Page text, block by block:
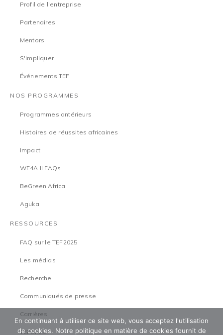
Profil de l'entreprise
Partenaires
Mentors
S'impliquer
Événements TEF
NOS PROGRAMMES
Programmes antérieurs
Histoires de réussites africaines
Impact
WE4A II FAQs
BeGreen Africa
Aguka
RESSOURCES
FAQ sur le TEF2025
Les médias
Recherche
Communiqués de presse
Carrières
TEFCircle
En continuant à utiliser ce site web, vous acceptez l'utilisation
de cookies. Notre politique en matière de cookies fournit de